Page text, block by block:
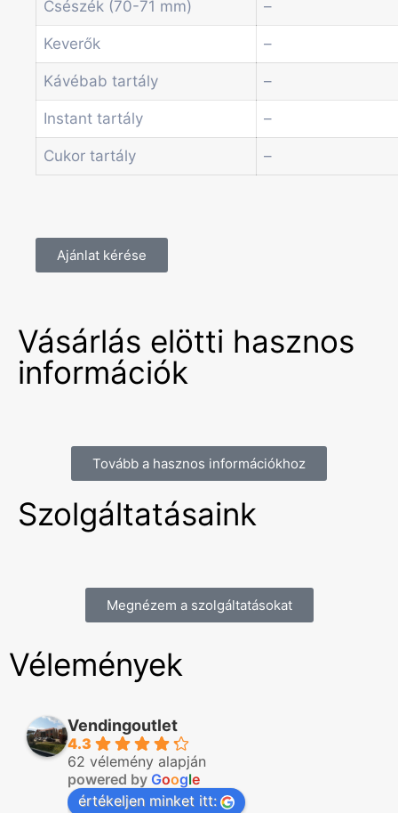
Csészék (70-71 mm) –
Keverők –
Kávébab tartály –
Instant tartály –
Cukor tartály –
Ajánlat kérése
Vásárlás elötti hasznos
információk
Tovább a hasznos információkhoz
Szolgáltatásaink
Megnézem a szolgáltatásokat
Vélemények
Vendingoutlet
4.3
62 vélemény alapján
powered by Google
értékeljen minket itt: